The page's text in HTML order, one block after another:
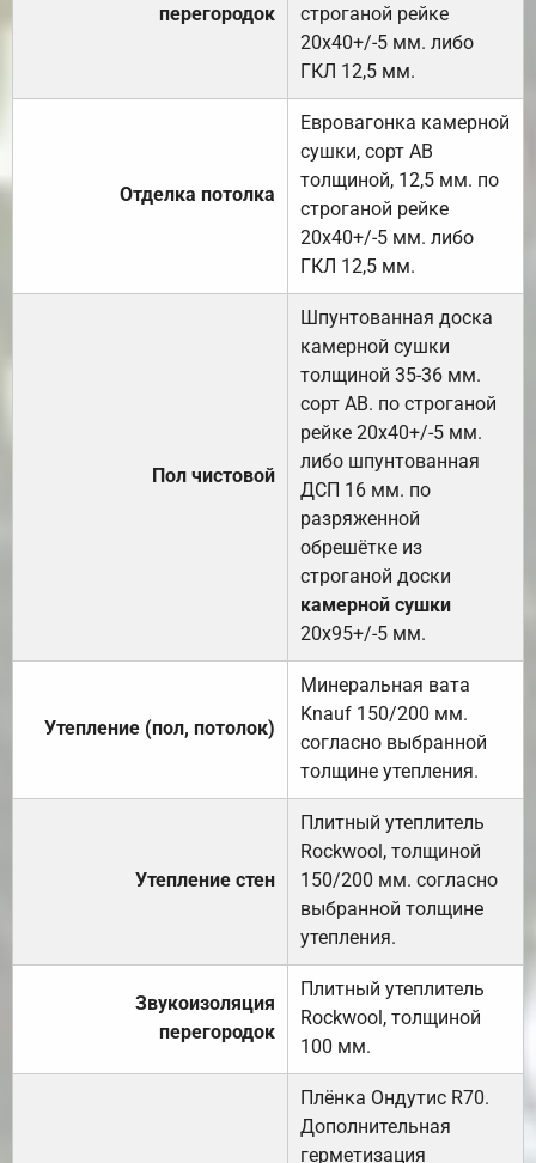
перегородок
строганой рейке
20х40+/-5 мм. либо
ГКЛ 12,5 мм.
Отделка потолка
Евровагонка камерной
сушки, сорт АВ
толщиной, 12,5 мм. по
строганой рейке
20х40+/-5 мм. либо
ГКЛ 12,5 мм.
Пол чистовой
Шпунтованная доска
камерной сушки
толщиной 35-36 мм.
сорт АВ. по строганой
рейке 20х40+/-5 мм.
либо шпунтованная
ДСП 16 мм. по
разряженной
обрешётке из
строганой доски
камерной сушки
20х95+/-5 мм.
Утепление (пол, потолок)
Минеральная вата
Knauf 150/200 мм.
согласно выбранной
толщине утепления.
Утепление стен
Плитный утеплитель
Rockwool, толщиной
150/200 мм. согласно
выбранной толщине
утепления.
Звукоизоляция
перегородок
Плитный утеплитель
Rockwool, толщиной
100 мм.
Плёнка Ондутис R70.
Дополнительная
герметизация